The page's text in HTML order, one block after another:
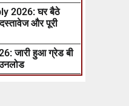
2026: घर बैठे
और पूरी
जारी हुआ ग्रेड बी